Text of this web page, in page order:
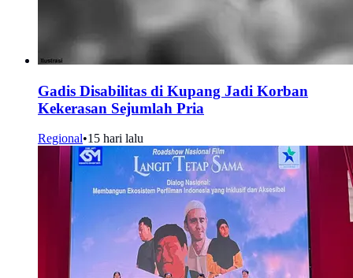
Gadis Disabilitas di Kupang Jadi Korban
Kekerasan Sejumlah Pria
Regional•15 hari lalu